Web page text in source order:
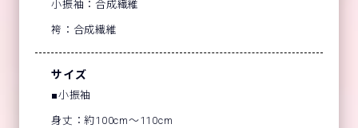
小振袖：合成繊維
袴：合成繊維
サイズ
■小振袖
身丈：約100cm～110cm